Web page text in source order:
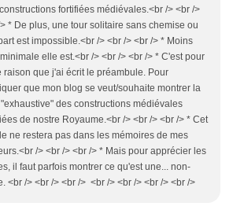
fortifiées médiévales.<br /> <br />
* De plus, une tour solitaire sans chemise ou
est impossible.<br /> <br /> <br /> * Moins
elle est.<br /> <br /> <br /> * C'est pour
raison que j'ai écrit le préambule. Pour
que mon blog se veut/souhaite montrer la
des constructions médiévales
de nostre Royaume.<br /> <br /> <br /> * Cet
ne restera pas dans les mémoires de mes
/> <br /> <br /> * Mais pour apprécier les
il faut parfois montrer ce qu'est une... non-
<br /> <br /> <br /> <br /> <br /> <br /> <br />